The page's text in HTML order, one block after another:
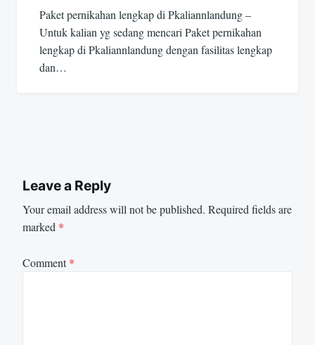
Paket pernikahan lengkap di Pkaliannlandung –
Untuk kalian yg sedang mencari Paket pernikahan
lengkap di Pkaliannlandung dengan fasilitas lengkap
dan…
Leave a Reply
Your email address will not be published. Required fields are
marked *
Comment*